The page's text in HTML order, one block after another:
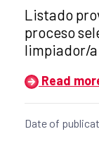
Title of the
Listado
proceso
limpiador/a
Read
Date of